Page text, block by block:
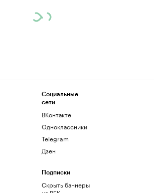
Социальные
сети
ВКонтакте
Одноклассники
Telegram
Дзен
Подписки
Скрыть баннеры